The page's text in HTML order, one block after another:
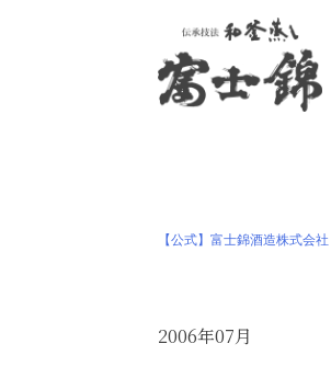
【公式】富士錦酒造株式会社
2006年07月